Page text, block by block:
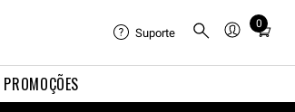
PROMOÇÕES
Suporte
0
Total
cart: